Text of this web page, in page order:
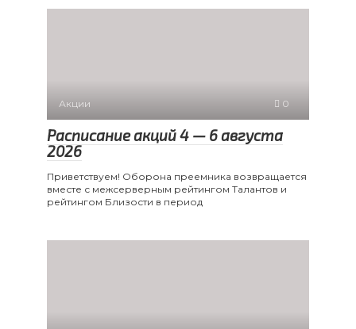
Акции 0
Расписание акций 4 — 6 августа
2026
Приветствуем! Оборона преемника возвращается
вместе с межсерверным рейтингом Талантов и
рейтингом Близости в период